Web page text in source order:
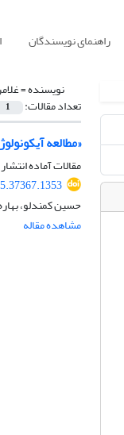
راهنمای نویسندگان
نویسنده =
تعداد مقالات: 1
«مطالعه
مقالات آماده
حسین کمندلو،
مشاهده مقاله